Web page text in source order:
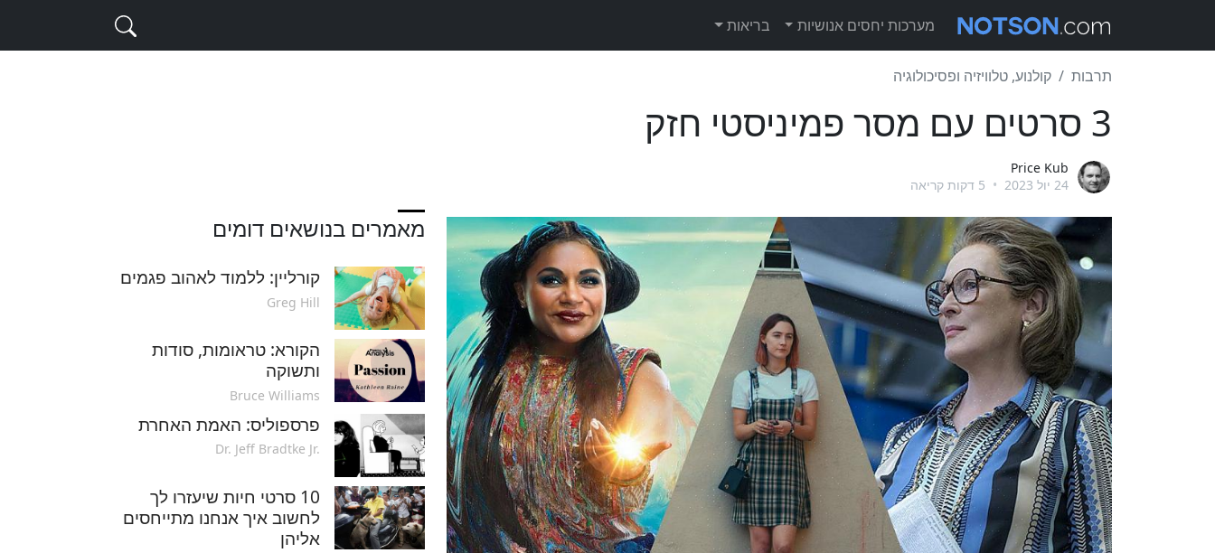
מערכות יחסים אנושיות בריאות
תרבות קולנוע, טלוויזיה ופסיכולוגיה
3 סרטים עם מסר פמיניסטי חזק
Price Kub
24 יול 2023
•
מאמרים בנושאים דומים
קורליין: ללמוד לאהוב פגמים
Greg Hill
הקורא: טראומות, סודות
ותשוקה
Bruce Williams
פרספוליס: האמת האחרת
Dr. Jeff Bradtke Jr.
10 סרטי חיות שיעזרו לך
לחשוב איך אנחנו מתייחסים
אליהן